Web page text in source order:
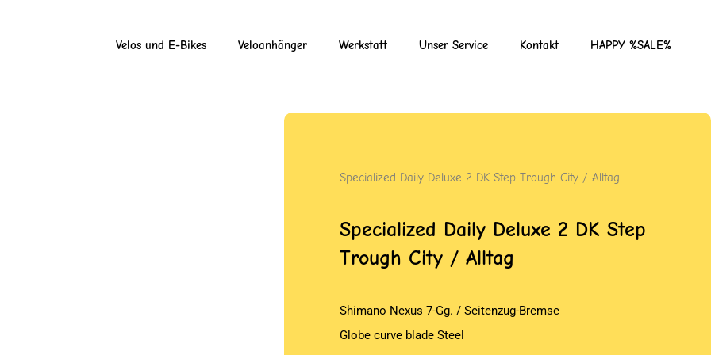
Velos und E-Bikes Veloanhänger Werkstatt Unser Service Kontakt HAPPY %SALE%
Specialized Daily Deluxe 2 DK Step Trough City / Alltag
Specialized Daily Deluxe 2 DK Step
Trough City / Alltag
Shimano Nexus 7-Gg. / Seitenzug-Bremse
Globe curve blade Steel